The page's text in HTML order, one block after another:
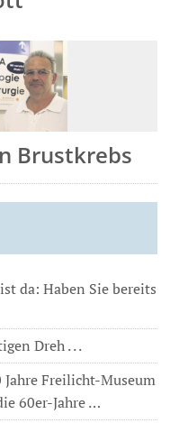
Brustkrebs
da: Haben Sie bereits
Dreh . . .
Freilicht-Museum
60er-Jahre …